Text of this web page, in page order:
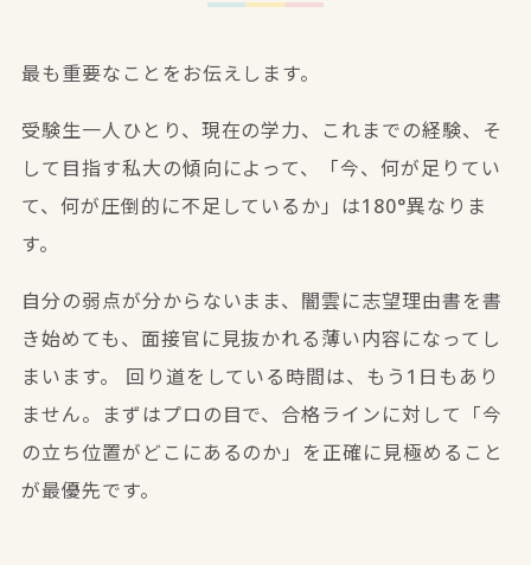
最も重要なことをお伝えします。
受験生一人ひとり、現在の学力、これまでの経験、そ
して目指す私大の傾向によって、「今、何が足りてい
て、何が圧倒的に不足しているか」は180°異なりま
す。
自分の弱点が分からないまま、闇雲に志望理由書を書
き始めても、面接官に見抜かれる薄い内容になってし
まいます。 回り道をしている時間は、もう1日もあり
ません。まずはプロの目で、合格ラインに対して「今
の立ち位置がどこにあるのか」を正確に見極めること
が最優先です。